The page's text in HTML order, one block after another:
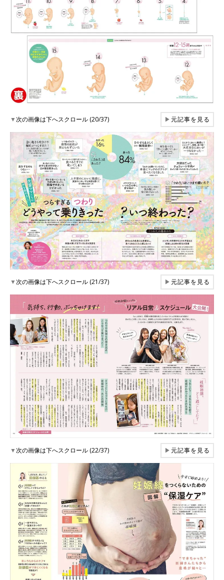
▼次の画像は下へスクロール (20/37) ▶元記事を見る
▼次の画像は下へスクロール (21/37) ▶元記事を見る
▼次の画像は下へスクロール (22/37) ▶元記事を見る